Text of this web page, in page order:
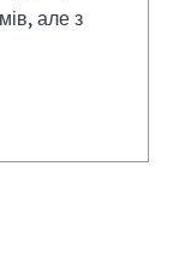
але з